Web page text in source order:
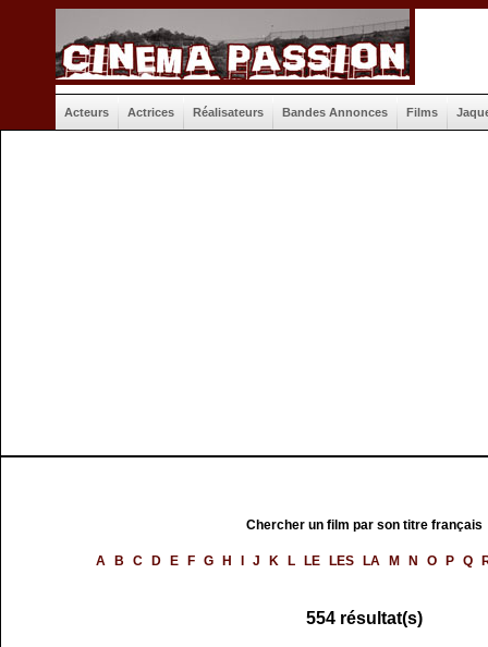
Acteurs Actrices Réalisateurs Bandes Annonces Films
Chercher un film par son titre français
A B C D E F G H J K L LE LES LA M N O P Q
554 résultat(s)